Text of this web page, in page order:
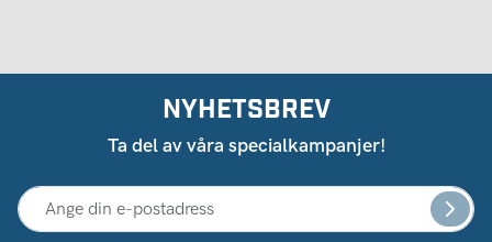
NYHETSBREV
Ta del av våra specialkampanjer!